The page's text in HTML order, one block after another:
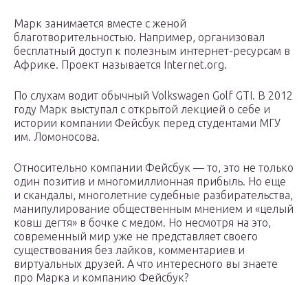
Марк занимается вместе с женой
благотворительностью. Например, организовал
бесплатный доступ к полезным интернет-ресурсам в
Африке. Проект называется Internet.org.
По слухам водит обычный Volkswagen Golf GTI. В 2012
году Марк выступал с открытой лекцией о себе и
истории компании Фейсбук перед студентами МГУ
им. Ломоносова.
Относительно компании Фейсбук — то, это не только
один позитив и многомиллионная прибыль. Но еще
и скандалы, многолетние судебные разбирательства,
манипулирование общественным мнением и «целый
ковш дегтя» в бочке с медом. Но несмотря на это,
современный мир уже не представляет своего
существования без лайков, комментариев и
виртуальных друзей. А что интересного вы знаете
про Марка и компанию Фейсбук?